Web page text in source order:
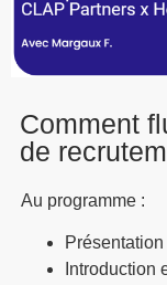
Comment
de
Au programme :
Introduction